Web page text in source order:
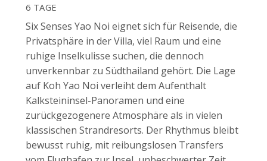
6 TAGE
Six Senses Yao Noi eignet sich für Reisende, die
Privatsphäre in der Villa, viel Raum und eine
ruhige Inselkulisse suchen, die dennoch
unverkennbar zu Südthailand gehört. Die Lage
auf Koh Yao Noi verleiht dem Aufenthalt
Kalksteininsel-Panoramen und eine
zurückgezogenere Atmosphäre als in vielen
klassischen Strandresorts. Der Rhythmus bleibt
bewusst ruhig, mit reibungslosen Transfers